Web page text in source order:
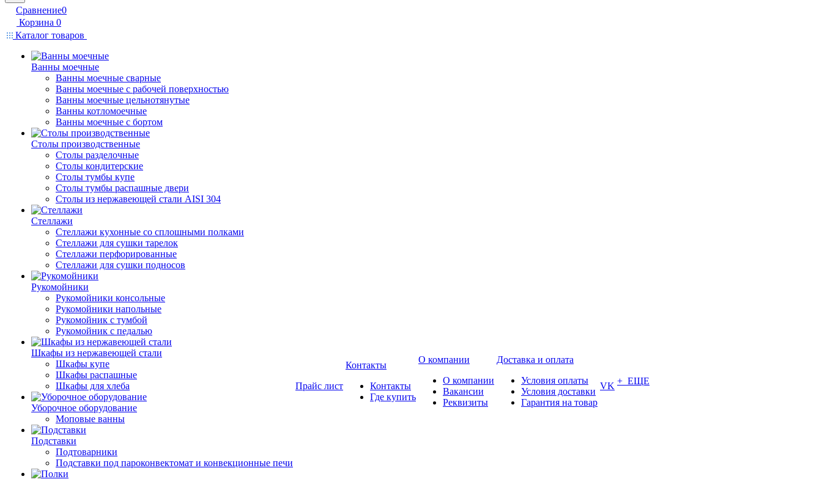
Сравнение0
Корзина 0
Каталог товаров
Ванны моечные
Ванны моечные сварные
Ванны моечные с рабочей поверхностью
Ванны моечные цельнотянутые
Ванны котломоечные
Ванны моечные с бортом
Столы производственные
Столы разделочные
Столы кондитерские
Столы тумбы купе
Столы тумбы распашные двери
Столы из нержавеющей стали AISI 304
Стеллажи
Стеллажи кухонные со сплошными полками
Стеллажи для сушки тарелок
Стеллажи перфорированные
Стеллажи для сушки подносов
Рукомойники
Рукомойники консольные
Рукомойники напольные
Рукомойник с тумбой
Рукомойник с педалью
Шкафы из нержавеющей стали
Шкафы купе
Шкафы распашные
Шкафы для хлеба
Уборочное оборудование
Моповые ванны
Подставки
Подтоварники
Подставки под пароконвектомат и конвекционные печи
Прайс лист
Контакты
Контакты
Где купить
О компании
О компании
Вакансии
Реквизиты
Доставка и оплата
Условия оплаты
Условия доставки
Гарантия на товар
VK + ЕЩЕ